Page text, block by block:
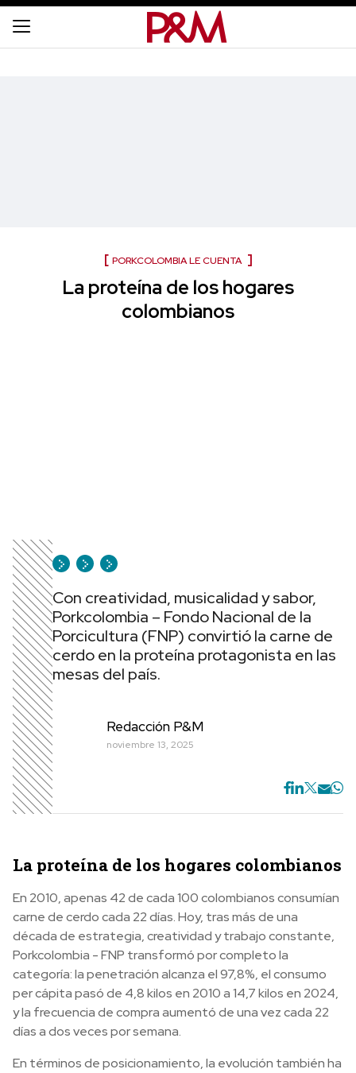
PORKCOLOMBIA LE CUENTA
La proteína de los hogares
colombianos
Con creatividad, musicalidad y sabor,
Porkcolombia – Fondo Nacional de la
Porcicultura (FNP) convirtió la carne de
cerdo en la proteína protagonista en las
mesas del país.
Redacción P&M
noviembre 13, 2025
La proteína de los hogares colombianos
En 2010, apenas 42 de cada 100 colombianos consumían
carne de cerdo cada 22 días. Hoy, tras más de una
década de estrategia, creatividad y trabajo constante,
Porkcolombia - FNP transformó por completo la
categoría: la penetración alcanza el 97,8%, el consumo
per cápita pasó de 4,8 kilos en 2010 a 14,7 kilos en 2024,
y la frecuencia de compra aumentó de una vez cada 22
días a dos veces por semana.
En términos de posicionamiento, la evolución también ha